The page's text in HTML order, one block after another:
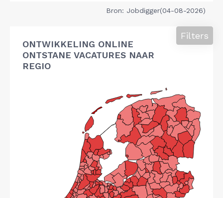
Bron: Jobdigger(04-08-2026)
ONTWIKKELING ONLINE
ONTSTANE VACATURES NAAR
REGIO
Filters